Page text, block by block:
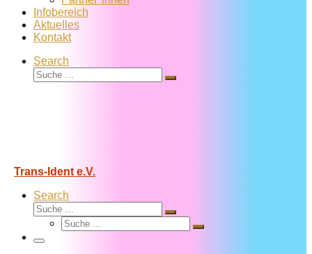
Infobereich
Aktuelles
Kontakt
Search
Suche
Suche
Trans-Ident e.V.
Search
Suche
Suche
Suche
Suche
Menü